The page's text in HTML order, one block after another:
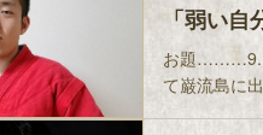
「弱い
お題
て巌流島に